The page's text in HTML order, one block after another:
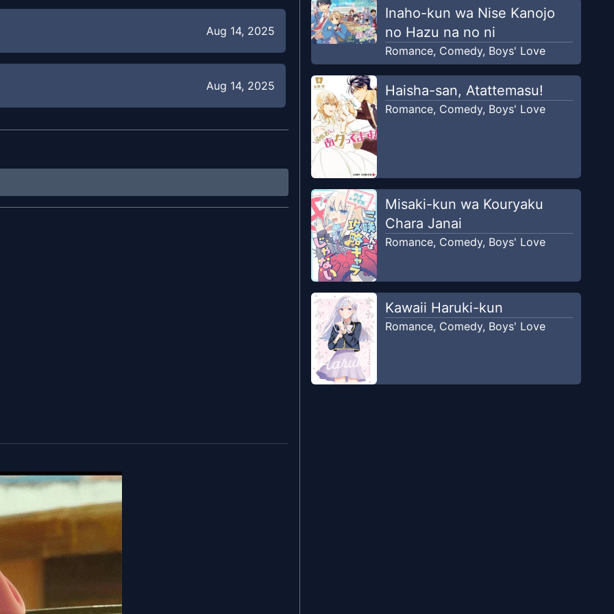
Aug 14, 2025
Aug 14, 2025
Inaho-kun wa Nise Kanojo
no Hazu na no ni
Romance, Comedy, Boys' Love
Haisha-san, Atattemasu!
Romance, Comedy, Boys' Love
Misaki-kun wa Kouryaku
Chara Janai
Romance, Comedy, Boys' Love
Kawaii Haruki-kun
Romance, Comedy, Boys' Love